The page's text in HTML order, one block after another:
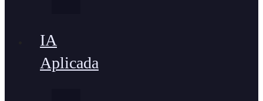
IA
Aplicada